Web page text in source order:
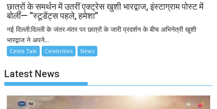
छात्रों के समर्थन में उतरीं एक्ट्रेस खुशी भारद्वाज, इंस्टाग्राम पोस्ट में
बोलीं— “स्टूडेंट्स पहले, हमेशा”
नई दिल्ली:दिल्ली के जंतर-मंतर पर छात्रों के जारी प्रदर्शन के बीच अभिनेत्री खुशी
भारद्वाज ने अपने...
Celeb Talk Celebrities News
Latest News